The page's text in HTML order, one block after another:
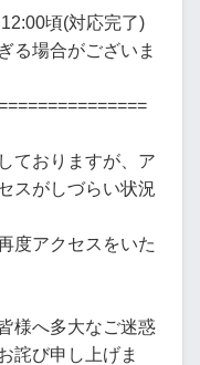
頃(対応完了)
る場合がございま
ておりますが、ア
スがしづらい状況
度アクセスをいた
様へ多大なご迷惑
詫び申し上げま